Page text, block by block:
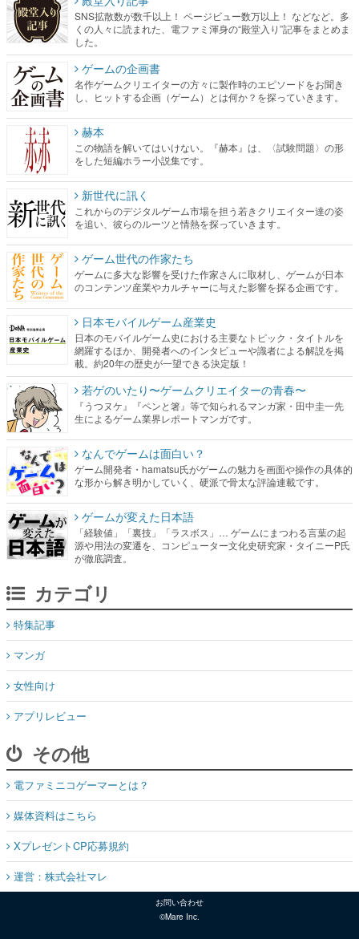
ゲームの企画書
名作ゲームクリエイターの方々に製作時のエピソードをお聞き
し、ヒットする企画（ゲーム）とは何か？を探っていきます。
赫本
この物語を解いてはいけない。『赫本』は、〈試験問題〉の形
をした短編ホラー小説集です。
新世代に訊く
これからのデジタルゲーム市場を担う若きクリエイター達の姿
を追い、彼らのルーツと情熱を探っていきます。
ゲーム世代の作家たち
ゲームに多大な影響を受けた作家さんに取材し、ゲームが日本
のコンテンツ産業やカルチャーに与えた影響を探る企画です。
日本モバイルゲーム産業史
日本のモバイルゲーム史における主要なトピック・タイトルを
網羅するほか、開発者へのインタビューや識者による解説を掲
若ゲのいたり〜ゲームクリエイターの青春〜
『うつヌケ』『ペンと箸』等で知られるマンガ家・田中圭一先
生によるゲーム業界レポートマンガです。
なんでゲームは面白い？
ゲーム開発者・hamatsu氏がゲームの魅力を画面や操作の具体的
な形から解き明かしていく、硬派で骨太な評論連載です。
ゲームが変えた日本語
「経験値」「裏技」「ラスボス」… ゲームにまつわる言葉の起
源や用法の変遷を、コンピューター文化史研究家・タイニーP氏
カテゴリ
マンガ
女性向け
アプリレビュー
その他
電ファミニコゲーマーとは？
媒体資料はこちら
XプレゼントCP応募規約
運営：株式会社マレ